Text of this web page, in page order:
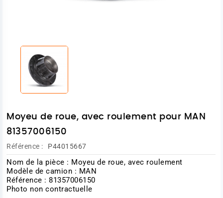
Moyeu de roue, avec roulement pour MAN
81357006150
Référence : P44015667
Nom de la pièce : Moyeu de roue, avec roulement
Modèle de camion : MAN
Référence : 81357006150
Photo non contractuelle